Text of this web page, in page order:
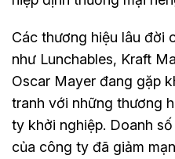
Các thương hiệu lâu đời
như Lunchables, Kraft
Oscar Mayer đang gặp
tranh với những thương
ty khởi nghiệp. Doanh
của công ty đã giảm